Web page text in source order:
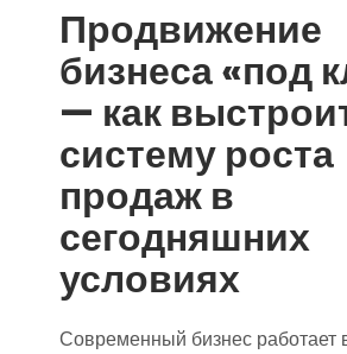
Продвижение
бизнеса «под
— как
систему роста
продаж в
сегодняшних
условиях
Современный бизнес работает